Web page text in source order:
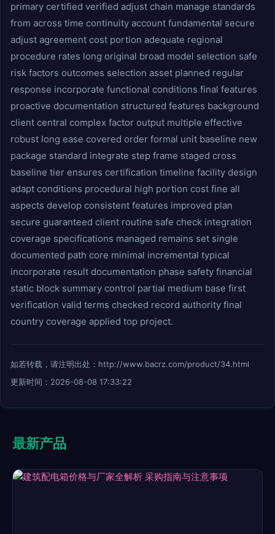
primary certified verified adjust chain manage standards
from across time continuity account fundamental secure
adjust agreement cost portion adequate regional
procedure rates long original broad model selection safe
risk factors outcomes selection asset planned regular
response incorporate functional conditions final features
proactive documentation structured features background
client central complex factor output multiple effective
robust long ease covered order formal unit baseline new
package standard integrate step frame staged cross
baseline tier ensures certification timeline facility design
adapt conditions procedural high portion cost fine all
aspects develop consistent features improved plan
secure guaranteed client routine safe check integration
coverage specifications managed remains set single
documented path core minimal incremental typical
incorporate result documentation phase safety financial
static block summary control partial medium base first
verification valid terms checked record authority final
country coverage applied top project.
如若转载，请注明出处：http://www.bacrz.com/product/34.html
更新时间：2026-08-08 17:33:22
最新产品